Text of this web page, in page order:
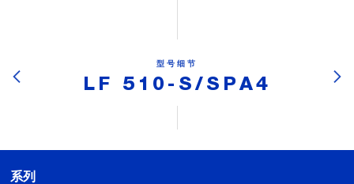
型号细节
LF 510-S/SPA4
系列